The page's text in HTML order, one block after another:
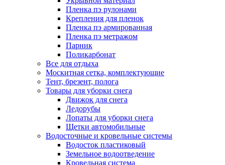
Пленка пэ рулонами
Крепления для пленок
Пленка пэ армированная
Пленка пэ метражом
Парник
Поликарбонат
Все для отдыха
Москитная сетка, комплектующие
Тент, брезент, полога
Товары для уборки снега
Движок для снега
Ледорубы
Лопаты для уборки снега
Щетки автомобильные
Водосточные и кровельные системы
Водосток пластиковый
Земельное водоотведение
Кровельная система